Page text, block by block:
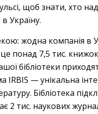
щоб знати, хто
Україну.
жодна компанія в
понад 7,5 тис.
бібліотеки
IRBIS — унікальна
Бібліотека
2 тис. наукових